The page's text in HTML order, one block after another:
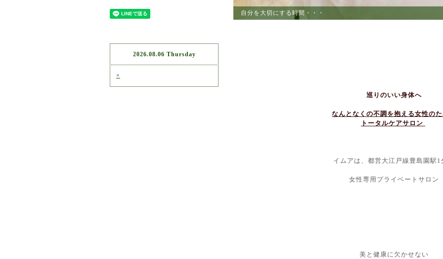
自分を大切にする時間・・・
ストレスからの解放
巡りのいい身体へ
なんとなくの不調を抱える女性の
トータルケアサロン
イムアは、都営大江戸線豊島園駅1
女性専用プライベートサロン
美と健康に欠かせない
2026.08.06 Thursday
×